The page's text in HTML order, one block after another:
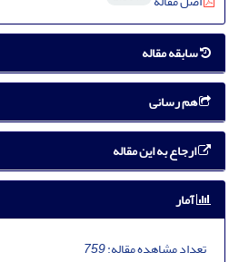
سابقه مقاله
هم رسانی
ارجاع به این مقاله
آمار
تعداد مشاهده مقاله:759